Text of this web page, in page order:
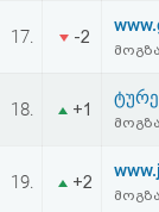
17. -2
18. +1
19. +2